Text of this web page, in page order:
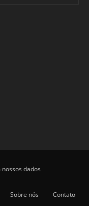
dados
Sobre nós Contato